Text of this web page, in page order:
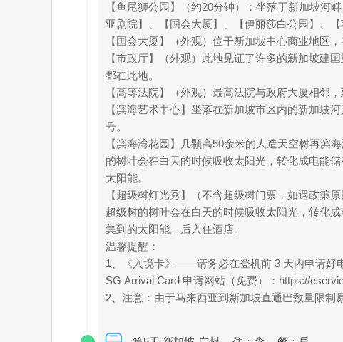
【鱼尾狮公园】（约20分钟）：坐落于新加坡河
亚剧院】、【国会大厦】、【伊丽莎白公园】、
【国会大厦】（外观）位于新加坡中心商业地区
【市政厅】（外观）此地见证了许多的新加坡建
都在此地。
【高等法院】（外观）最高法院与政府大厦相邻
【滨海艺术中心】坐落在新加坡市区内的新加坡
号。
【滨海湾花园】几颗高50余米的人造天空树再滨
的树叶会在白天的时候吸收太阳光，转化成电能
太阳能。
【超级树灯光秀】（不含超级树门票，如遇政策
超级树的树叶会在白天的时候吸收太阳光，转化
集到的太阳能。后入住酒店。
温馨提醒：
1、《入境卡》——请务必在登机前 3 天内申请好
SG Arrival Card 申请网站（免费）：https://
2、注意：由于马来西亚到新加坡直通巴数量限制